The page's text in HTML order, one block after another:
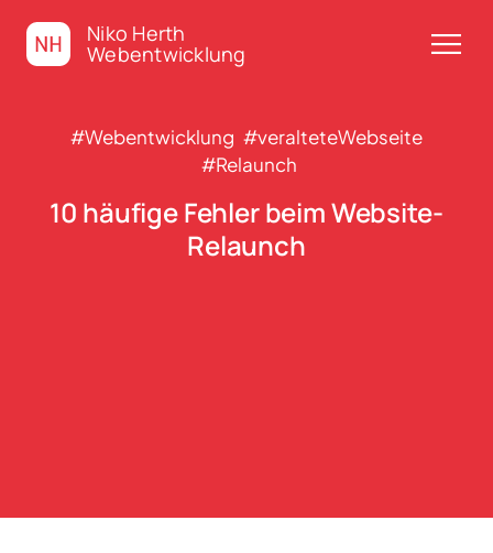
Niko Herth
Webentwicklung menu
#Webentwicklung #veralteteWebseite
#Relaunch
10 häufige Fehler beim Website-
Relaunch